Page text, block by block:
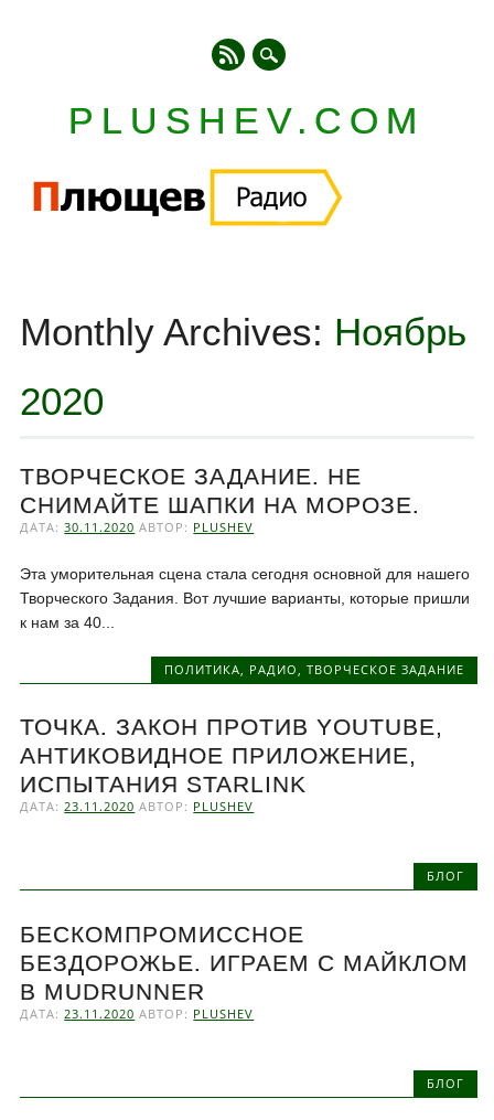
PLUSHEV.COM
content
Monthly Archives: Ноябрь
2020
ТВОРЧЕСКОЕ ЗАДАНИЕ. НЕ
СНИМАЙТЕ ШАПКИ НА МОРОЗЕ.
ДАТА:30.11.2020 АВТОР: PLUSHEV
Эта уморительная сцена стала сегодня основной для нашего
Творческого Задания. Вот лучшие варианты, которые пришли
к нам за 40...
ПОЛИТИКА, РАДИО, ТВОРЧЕСКОЕ ЗАДАНИЕ
ТОЧКА. ЗАКОН ПРОТИВ YOUTUBE,
АНТИКОВИДНОЕ ПРИЛОЖЕНИЕ,
ИСПЫТАНИЯ STARLINK
ДАТА:23.11.2020 АВТОР: PLUSHEV
БЛОГ
БЕСКОМПРОМИССНОЕ
БЕЗДОРОЖЬЕ. ИГРАЕМ С МАЙКЛОМ
В MUDRUNNER
ДАТА: 23.11.2020 АВТОР: PLUSHEV
БЛОГ